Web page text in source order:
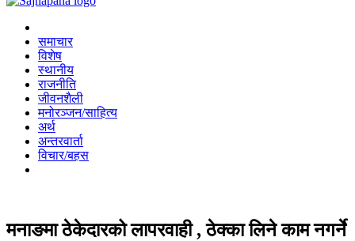
समाचार
विशेष
स्थानीय
राजनीति
जीवनशैली
मनोरञ्जन/साहित्य
अर्थ
अन्तरवार्ता
विचार/बहस
मनाङमा ठेकेदारको लापरवाही , ठेक्का लिने काम नगर्ने